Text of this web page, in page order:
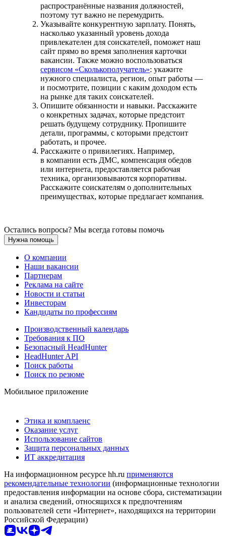
распространённые названия должностей,
поэтому тут важно не перемудрить.
Указывайте конкурентную зарплату. Понять,
насколько указанный уровень дохода
привлекателен для соискателей, поможет наш
сайт прямо во время заполнения карточки
вакансии. Также можно воспользоваться
сервисом «Сколькополучатель»: укажите
нужного специалиста, регион, опыт работы —
и посмотрите, позиции с каким доходом есть
на рынке для таких соискателей.
Опишите обязанности и навыки. Расскажите
о конкретных задачах, которые предстоит
решать будущему сотруднику. Пропишите
детали, программы, с которыми предстоит
работать, и прочее.
Расскажите о привилегиях. Например,
в компании есть ДМС, компенсация обедов
или интернета, предоставляется рабочая
техника, организовываются корпоративы.
Расскажите соискателям о дополнительных
преимуществах, которые предлагает компания.
Остались вопросы? Мы всегда готовы помочь
Нужна помощь
О компании
Наши вакансии
Партнерам
Реклама на сайте
Новости и статьи
Инвесторам
Кандидаты по профессиям
Производственный календарь
Требования к ПО
Безопасный HeadHunter
HeadHunter API
Поиск работы
Поиск по резюме
Мобильное приложение
Этика и комплаенс
Оказание услуг
Использование сайтов
Защита персональных данных
ИТ аккредитация
На информационном ресурсе hh.ru применяются
рекомендательные технологии (информационные технологии
предоставления информации на основе сбора, систематизации
и анализа сведений, относящихся к предпочтениям
пользователей сети «Интернет», находящихся на территории
Российской Федерации)